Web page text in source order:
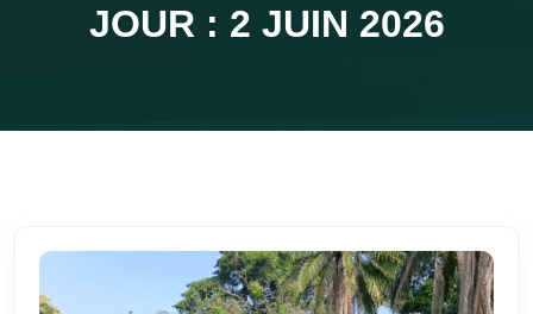
JOUR : 2 JUIN 2026